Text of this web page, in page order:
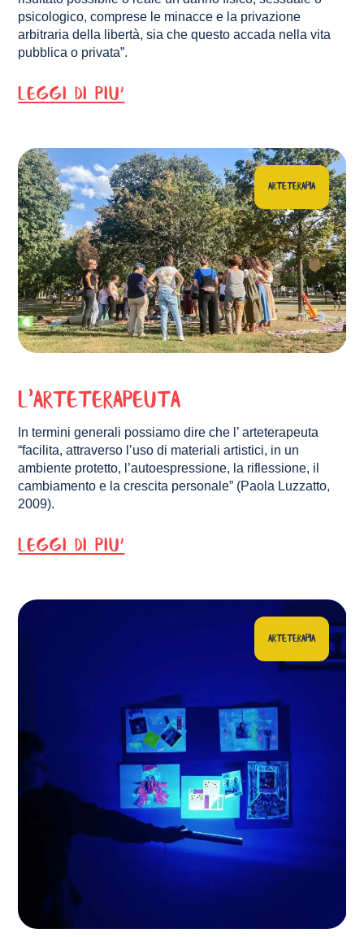
psicologico, comprese le minacce e la privazione
arbitraria della libertà, sia che questo accada nella vita
pubblica o privata”.
LEGGI DI PIU'
ARTETERAPIA
L’Arteterapeuta
In termini generali possiamo dire che l’ arteterapeuta
“facilita, attraverso l’uso di materiali artistici, in un
ambiente protetto, l’autoespressione, la riflessione, il
cambiamento e la crescita personale” (Paola Luzzatto,
2009).
LEGGI DI PIU'
ARTETERAPIA